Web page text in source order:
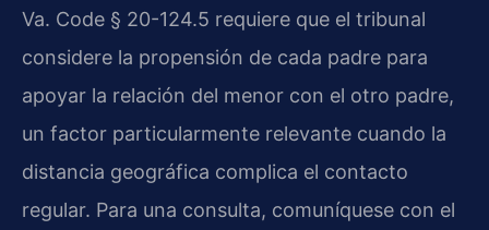
Va. Code § 20-124.5 requiere que el tribunal
considere la propensión de cada padre para
apoyar la relación del menor con el otro padre,
un factor particularmente relevante cuando la
distancia geográfica complica el contacto
regular. Para una consulta, comuníquese con el